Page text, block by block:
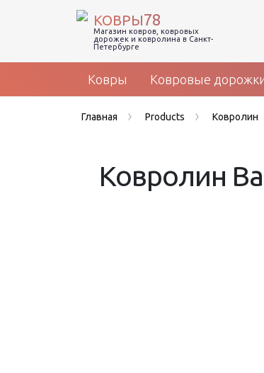
КОВРЫ78
Магазин ковров, ковровых
дорожек и ковролина в Санкт-
Петербурге
Ковры Ковровые
Главная › Products › Ковролин
Ковролин